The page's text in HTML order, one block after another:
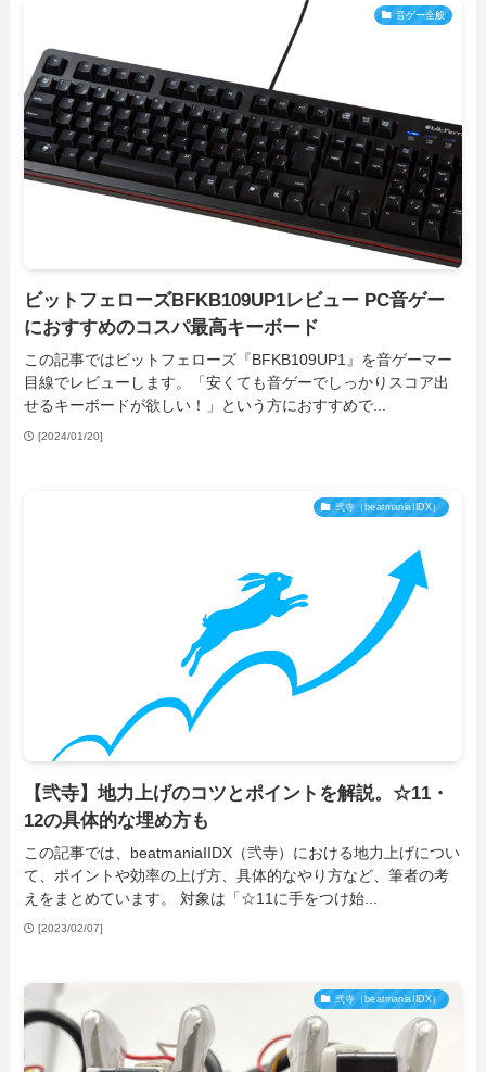
音ゲー全般
ビットフェローズBFKB109UP1レビュー PC音ゲー
におすすめのコスパ最高キーボード
この記事ではビットフェローズ『BFKB109UP1』を音ゲーマー
目線でレビューします。「安くても音ゲーでしっかりスコア出
せるキーボードが欲しい！」という方におすすめで...
[2024/01/20]
弐寺（beatmaniaIIDX）
【弐寺】地力上げのコツとポイントを解説。☆11・
12の具体的な埋め方も
この記事では、beatmaniaIIDX（弐寺）における地力上げについ
て、ポイントや効率の上げ方、具体的なやり方など、筆者の考
えをまとめています。 対象は「☆11に手をつけ始...
[2023/02/07]
弐寺（beatmaniaIIDX）